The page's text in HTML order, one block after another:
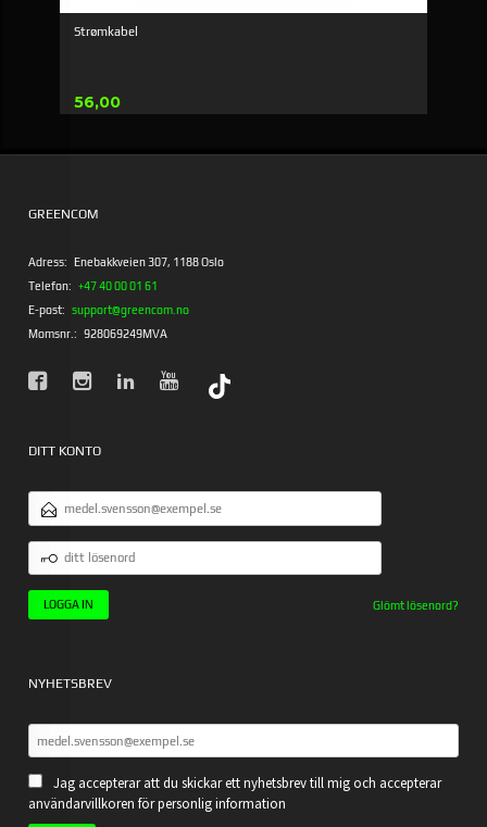
Strømkabel
Pris
56,00
GREENCOM
Adress: Enebakkveien 307, 1188 Oslo
Telefon: +47 40 00 01 61
E-post: support@greencom.no
Momsnr.: 928069249MVA
DITT KONTO
POSTADRESS
DITT
LÖSENORD
Glömt lösenord?
NYHETSBREV
Jag accepterar att du skickar ett nyhetsbrev till mig och accepterar
användarvillkoren för personlig information